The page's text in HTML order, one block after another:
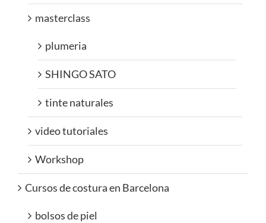
masterclass
plumeria
SHINGO SATO
tinte naturales
video tutoriales
Workshop
Cursos de costura en Barcelona
bolsos de piel